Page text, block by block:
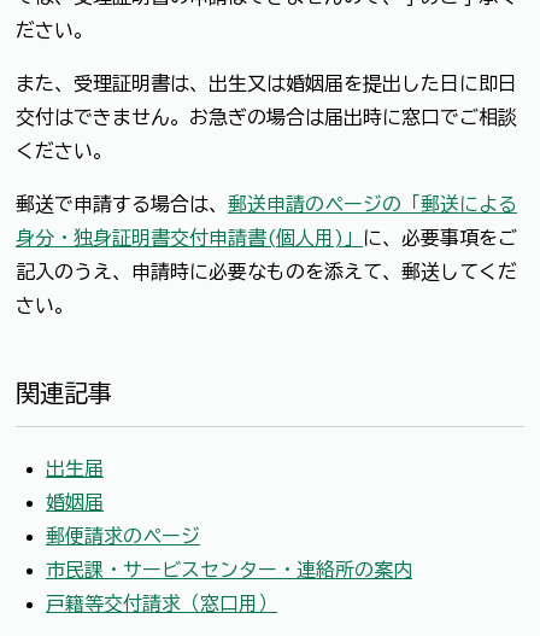
ださい。
また、受理証明書は、出生又は婚姻届を提出した日に即日
交付はできません。お急ぎの場合は届出時に窓口でご相談
ください。
郵送で申請する場合は、 郵送申請のページの「郵送による
身分・独身証明書交付申請書(個人用)」
に、必要事項をご
記入のうえ、申請時に必要なものを添えて、郵送してくだ
さい。
関連記事
出生届
婚姻届
郵便請求のページ
市民課・サービスセンター・連絡所の案内
戸籍等交付請求（窓口用）